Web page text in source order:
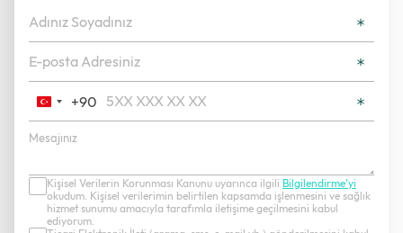
Turkey
+90
+90
Kişisel Verilerin Korunması Kanunu uyarınca ilgili Bilgilendirme’yi
okudum. Kişisel verilerimin belirtilen kapsamda işlenmesini ve sağlık
hizmet sunumu amacıyla tarafımla iletişime geçilmesini kabul
ediyorum.